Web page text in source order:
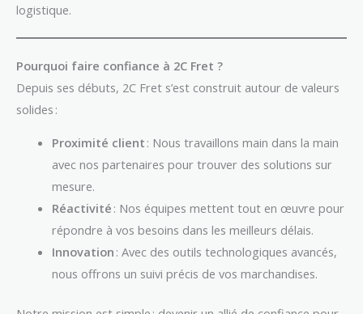
logistique.
Pourquoi faire confiance à 2C Fret ?
Depuis ses débuts, 2C Fret s’est construit autour de valeurs
solides :
Proximité client : Nous travaillons main dans la main
avec nos partenaires pour trouver des solutions sur
mesure.
Réactivité : Nos équipes mettent tout en œuvre pour
répondre à vos besoins dans les meilleurs délais.
Innovation : Avec des outils technologiques avancés,
nous offrons un suivi précis de vos marchandises.